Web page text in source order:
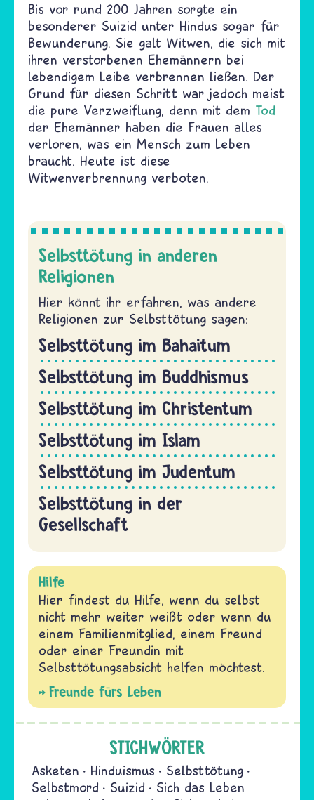
Bis vor rund 200 Jahren sorgte ein
besonderer Suizid unter Hindus sogar für
Bewunderung. Sie galt Witwen, die sich mit
ihren verstorbenen Ehemännern bei
lebendigem Leibe verbrennen ließen. Der
Grund für diesen Schritt war jedoch meist
die pure Verzweiflung, denn mit dem Tod
der Ehemänner haben die Frauen alles
verloren, was ein Mensch zum Leben
braucht. Heute ist diese
Witwenverbrennung verboten.
Selbsttötung in anderen
Religionen
Hier könnt ihr erfahren, was andere
Religionen zur Selbsttötung sagen:
Selbsttötung im Bahaitum
Selbsttötung im Buddhismus
Selbsttötung im Christentum
Selbsttötung im Islam
Selbsttötung im Judentum
Selbsttötung in der
Gesellschaft
Hilfe
Hier findest du Hilfe, wenn du selbst
nicht mehr weiter weißt oder wenn du
einem Familienmitglied, einem Freund
oder einer Freundin mit
Selbsttötungsabsicht helfen möchtest.
Freunde fürs Leben
STICHWÖRTER
Asketen Hinduismus
Selbsttötung
Selbstmord
Suizid
Sich das Leben